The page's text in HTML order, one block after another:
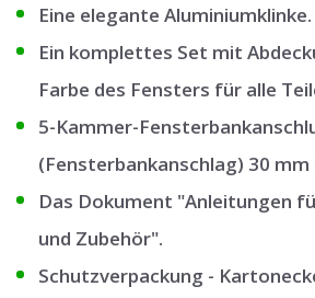
Eine elegante Aluminiumklinke.
Ein komplettes Set mit
Farbe des Fensters für alle
5-Kammer-
(Fensterbankanschlag) 30 mm
Das Dokument "Anleitungen
und Zubehör".
Schutzverpackung -